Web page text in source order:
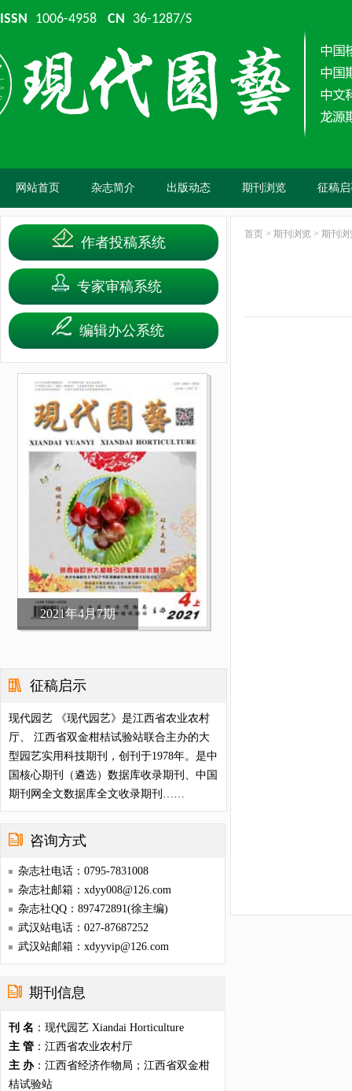
ISSN 1006-4958 CN 36-1287/S
网站首页 杂志简介 出版动态 期刊浏览 征稿
作者投稿系统
专家审稿系统
编辑办公系统
2021年4月7期
征稿启示
现代园艺 《现代园艺》是江西省农业农村
厅、 江西省双金柑桔试验站联合主办的大
型园艺实用科技期刊，创刊于1978年。是中
国核心期刊（遴选）数据库收录期刊、中国
期刊网全文数据库全文收录期刊……
咨询方式
杂志社电话：0795-7831008
杂志社邮箱：xdyy008@126.com
杂志社QQ：897472891(徐主编)
武汉站电话：027-87687252
武汉站邮箱：xdyyvip@126.com
期刊信息
刊 名 ：现代园艺 Xiandai Horticulture
主 管 ：江西省农业农村厅
主 办：江西省经济作物局；江西省双金柑
桔试验站
首页 > 期刊浏览 > 期刊浏